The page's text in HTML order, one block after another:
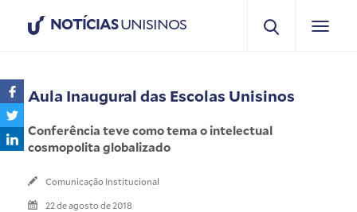
NOTÍCIASUNISINOS
Aula Inaugural das Escolas Unisinos
Conferência teve como tema o intelectual
cosmopolita globalizado
Comunicação Institucional
22 de agosto de 2018